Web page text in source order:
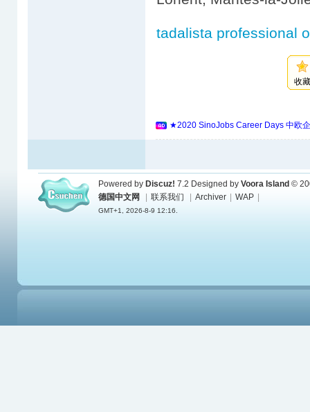
tadalista professional
收
★2020 SinoJobs Career Days 中欧
Powered by Discuz! 7.2 Designed by Voora Island ©
德国中文网
联系我们 Archiver WAP
GMT+1, 2026-8-9 12:16.